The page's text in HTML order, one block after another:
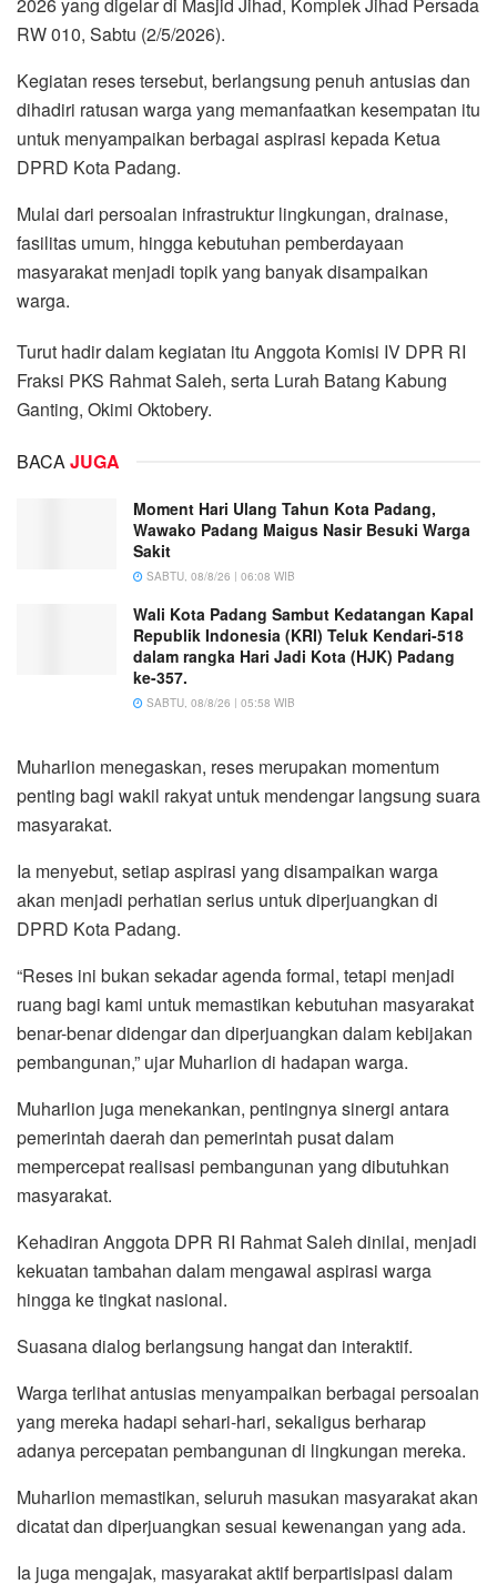
RW 010, Sabtu (2/5/2026).
Kegiatan reses tersebut, berlangsung penuh antusias dan
dihadiri ratusan warga yang memanfaatkan kesempatan itu
untuk menyampaikan berbagai aspirasi kepada Ketua
DPRD Kota Padang.
Mulai dari persoalan infrastruktur lingkungan, drainase,
fasilitas umum, hingga kebutuhan pemberdayaan
masyarakat menjadi topik yang banyak disampaikan
warga.
Turut hadir dalam kegiatan itu Anggota Komisi IV DPR RI
Fraksi PKS Rahmat Saleh, serta Lurah Batang Kabung
Ganting, Okimi Oktobery.
BACAJUGA
Moment Hari Ulang Tahun Kota Padang,
Wawako Padang Maigus Nasir Besuki Warga
Sakit
SABTU, 08/8/26 | 06:08 WIB
Wali Kota Padang Sambut Kedatangan Kapal
Republik Indonesia (KRI) Teluk Kendari-518
dalam rangka Hari Jadi Kota (HJK) Padang
ke-357.
SABTU, 08/8/26 | 05:58 WIB
Muharlion menegaskan, reses merupakan momentum
penting bagi wakil rakyat untuk mendengar langsung suara
masyarakat.
Ia menyebut, setiap aspirasi yang disampaikan warga
akan menjadi perhatian serius untuk diperjuangkan di
DPRD Kota Padang.
“Reses ini bukan sekadar agenda formal, tetapi menjadi
ruang bagi kami untuk memastikan kebutuhan masyarakat
benar-benar didengar dan diperjuangkan dalam kebijakan
pembangunan,” ujar Muharlion di hadapan warga.
Muharlion juga menekankan, pentingnya sinergi antara
pemerintah daerah dan pemerintah pusat dalam
mempercepat realisasi pembangunan yang dibutuhkan
masyarakat.
Kehadiran Anggota DPR RI Rahmat Saleh dinilai, menjadi
kekuatan tambahan dalam mengawal aspirasi warga
hingga ke tingkat nasional.
Suasana dialog berlangsung hangat dan interaktif.
Warga terlihat antusias menyampaikan berbagai persoalan
yang mereka hadapi sehari-hari, sekaligus berharap
adanya percepatan pembangunan di lingkungan mereka.
Muharlion memastikan, seluruh masukan masyarakat akan
dicatat dan diperjuangkan sesuai kewenangan yang ada.
Ia juga mengajak, masyarakat aktif berpartisipasi dalam